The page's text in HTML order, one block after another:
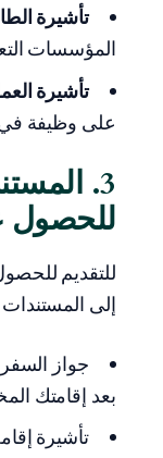
تأشيرة
المؤسسات
تأشيرة
على وظيفة
3.
للحصول
للتقديم
إلى المستندات
جواز
بعد إقامتك
تأشيرة